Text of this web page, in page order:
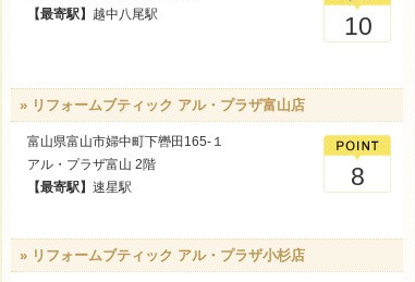
10
【最寄駅】 越中八尾駅
» リフォームブティック アル・プラザ富山店
8
富山県富山市婦中町下轡田165-１
アル・プラザ富山 2階
【最寄駅】 速星駅
» リフォームブティック アル・プラザ小杉店